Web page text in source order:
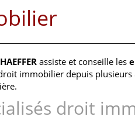
assiste et conseille les
immobilier depuis plusieurs
droit